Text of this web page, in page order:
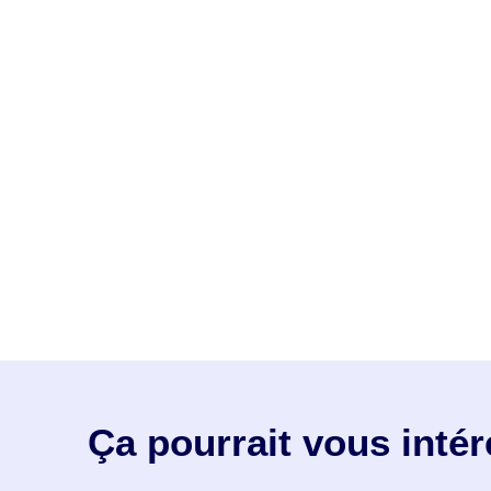
Ça pourrait vous